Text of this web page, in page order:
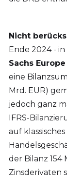
Nicht
Ende 2024 -
Sachs Europe
eine
Mrd. EUR)
jedoch ganz
IFRS-
auf
der Bilanz 154
Zinsderivaten